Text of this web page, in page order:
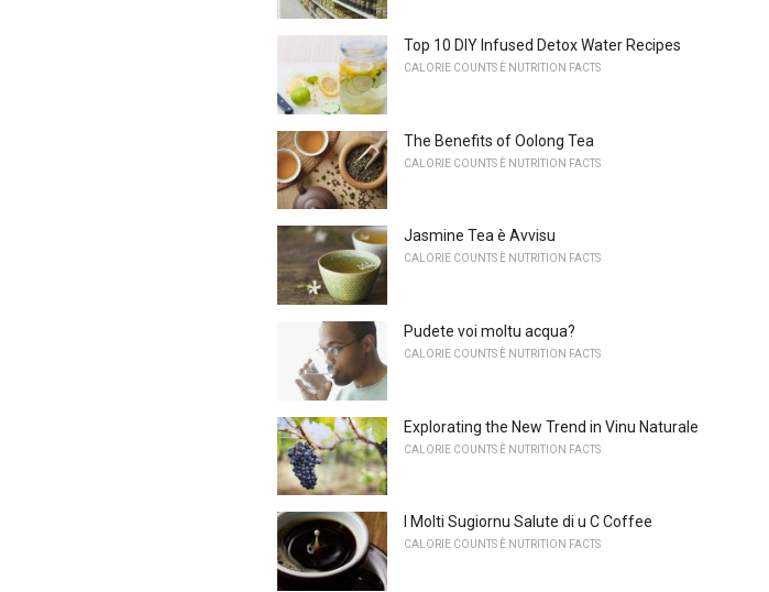
Top 10 DIY Infused Detox Water Recipes
CALORIE COUNTS È NUTRITION FACTS
The Benefits of Oolong Tea
CALORIE COUNTS È NUTRITION FACTS
Jasmine Tea è Avvisu
CALORIE COUNTS È NUTRITION FACTS
Pudete voi moltu acqua?
CALORIE COUNTS È NUTRITION FACTS
Explorating the New Trend in Vinu Naturale
CALORIE COUNTS È NUTRITION FACTS
I Molti Sugiornu Salute di u C Coffee
CALORIE COUNTS È NUTRITION FACTS